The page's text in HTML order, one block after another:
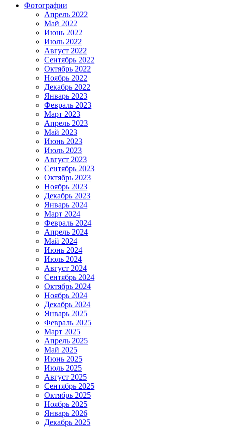
Фотографии
Апрель 2022
Май 2022
Июнь 2022
Июль 2022
Август 2022
Сентябрь 2022
Октябрь 2022
Ноябрь 2022
Декабрь 2022
Январь 2023
Февраль 2023
Март 2023
Апрель 2023
Май 2023
Июнь 2023
Июль 2023
Август 2023
Сентябрь 2023
Октябрь 2023
Ноябрь 2023
Декабрь 2023
Январь 2024
Март 2024
Февраль 2024
Апрель 2024
Май 2024
Июнь 2024
Июль 2024
Август 2024
Сентябрь 2024
Октябрь 2024
Ноябрь 2024
Декабрь 2024
Январь 2025
Февраль 2025
Март 2025
Апрель 2025
Май 2025
Июнь 2025
Июль 2025
Август 2025
Сентябрь 2025
Октябрь 2025
Ноябрь 2025
Январь 2026
Декабрь 2025